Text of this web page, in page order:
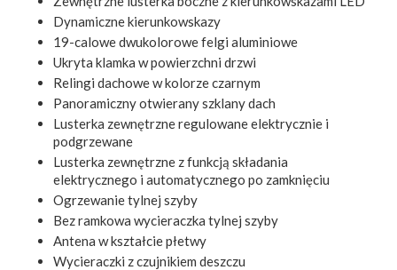
Dynamiczne kierunkowskazy
19-calowe dwukolorowe felgi aluminiowe
Ukryta klamka w powierzchni drzwi
Relingi dachowe w kolorze czarnym
Panoramiczny otwierany szklany dach
Lusterka zewnętrzne regulowane elektrycznie i
podgrzewane
Lusterka zewnętrzne z funkcją składania
elektrycznego i automatycznego po zamknięciu
Ogrzewanie tylnej szyby
Bez ramkowa wycieraczka tylnej szyby
Antena w kształcie płetwy
Wycieraczki z czujnikiem deszczu